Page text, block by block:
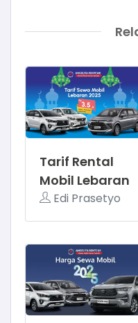
Tarif Rental
Mobil Lebaran
2025Edi Prasetyo